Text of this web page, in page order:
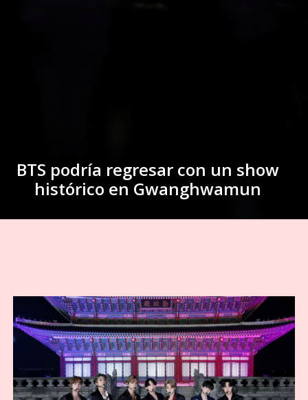
BTS podría regresar con un show
histórico en Gwanghwamun